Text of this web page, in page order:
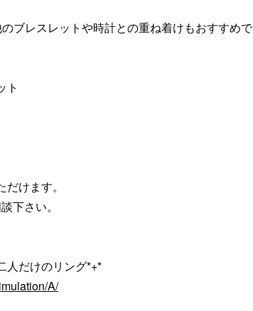
ブレスレットや時計との重ね着けもおすすめで
ト
けます。
下さい。
だけのリング*+*
A/